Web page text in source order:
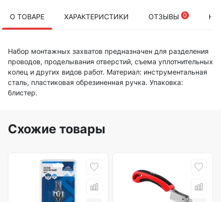
О ТОВАРЕ ХАРАКТЕРИСТИКИ ОТЗЫВЫ 0
Набор монтажных захватов предназначен для разделения
проводов, проделывания отверстий, съема уплотнительных
колец и других видов работ. Материал: инструментальная
сталь, пластиковая обрезиненная ручка. Упаковка:
блистер.
Схожие товары